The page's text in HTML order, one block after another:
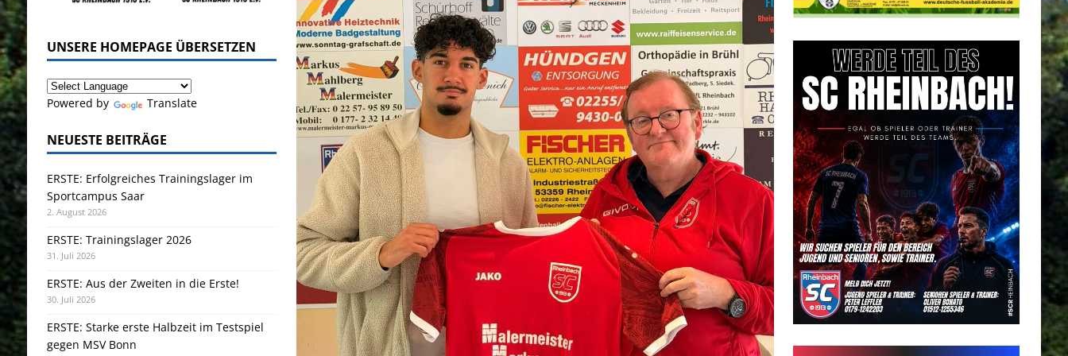
UNSERE HOMEPAGE ÜBERSETZEN
Powered by Translate
NEUESTE BEITRÄGE
ERSTE: Erfolgreiches Trainingslager im
Sportcampus Saar
2. August 2026
ERSTE: Trainingslager 2026
31. Juli 2026
ERSTE: Aus der Zweiten in die Erste!
30. Juli 2026
ERSTE: Starke erste Halbzeit im Testspiel
gegen MSV Bonn